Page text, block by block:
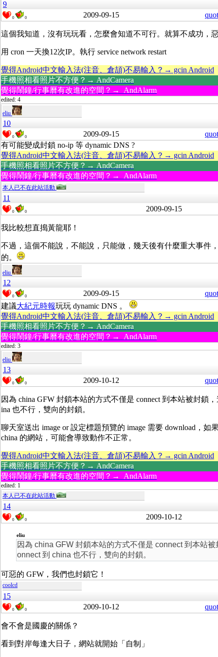
9
0 0 2009-09-15
這個我知道，沒有玩玩看，怎麼會知道不可行。就算不成功，
用 cron 一天換12次IP。執行 service network restart
覺得Android中文輸入法(注音、倉頡)不易輸入？→ gcin Android
手機照相看照片不方便？→ AndCamera
覺得鬧鐘/行事曆有改進的空間？→ AndAlarm
edited: 4
eliu
10
0 0 2009-09-15
有可能變成封鎖 no-ip 等 dynamic DNS ?
覺得Android中文輸入法(注音、倉頡)不易輸入？→ gcin Android
手機照相看照片不方便？→ AndCamera
覺得鬧鐘/行事曆有改進的空間？→ AndAlarm
本人已不在此站活動
11
0 0 2009-09-15
我比較想直搗黃龍耶！
不過，這個不能說，不能說，只能做，幾天後有什麼重大事件
的。
eliu
12
0 0 2009-09-15
建議大紀元時報玩玩 dynamic DNS 。
覺得Android中文輸入法(注音、倉頡)不易輸入？→ gcin Android
手機照相看照片不方便？→ AndCamera
覺得鬧鐘/行事曆有改進的空間？→ AndAlarm
edited: 3
eliu
13
0 0 2009-10-12
因為 china GFW 封鎖本站的方式不僅是 connect 到本站被封鎖，
ina 也不行，雙向的封鎖。
聊天室送出 image or 設定標題預覽的 image 需要 download，如
china 的網站，可能會導致動作不正常。
覺得Android中文輸入法(注音、倉頡)不易輸入？→ gcin Android
手機照相看照片不方便？→ AndCamera
覺得鬧鐘/行事曆有改進的空間？→ AndAlarm
edited: 1
本人已不在此站活動
14
0 0 2009-10-12
eliu
因為 china GFW 封鎖本站的方式不僅是 connect 到本站
onnect 到 china 也不行，雙向的封鎖。
可惡的 GFW，我們也封鎖它！
coolcd
15
0 0 2009-10-12
會不會是國慶的關係？
看到對岸每逢大日子，網站就開始「自制」